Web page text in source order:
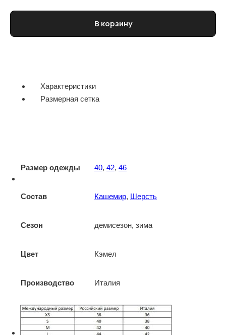
Количество товара Брюки женские ANNE CLAIRE
В корзину
Характеристики
Размерная сетка
Размер одежды 40, 42, 46
Состав Кашемир, Шерсть
Сезон демисезон, зима
Цвет Кэмел
Производство Италия